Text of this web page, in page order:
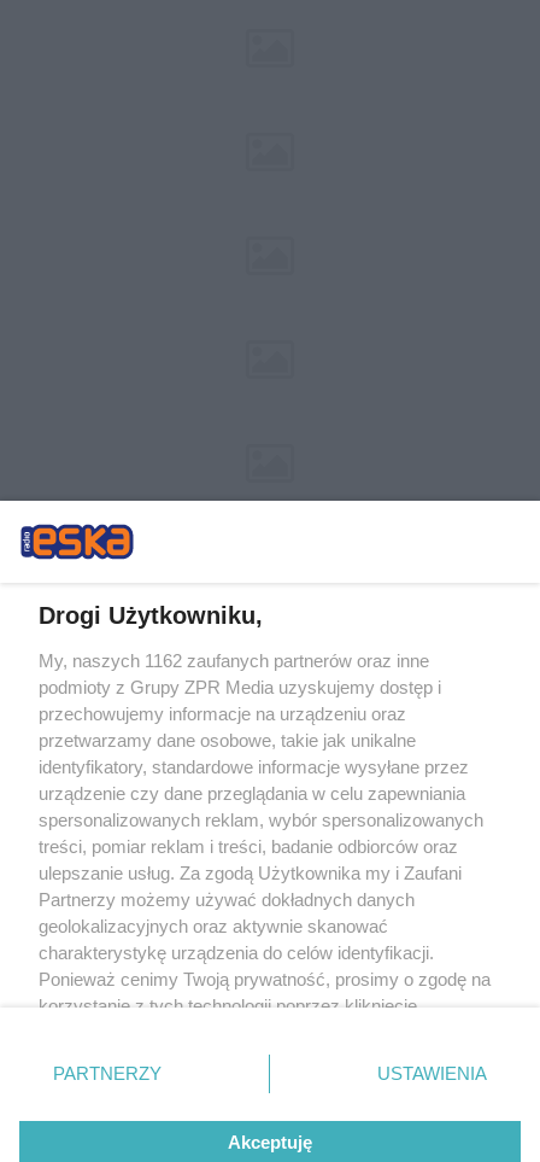
Żaden utwór zamieszczony w serwisie nie może być powielany i
rozpowszechniany lub dalej rozpowszechniany w jakikolwiek sposób (w
tym także elektroniczny lub mechaniczny) na jakimkolwiek polu
eksploatacji w jakiejkolwiek formie, włącznie z umieszczaniem w Internecie
bez pisemnej zgody właściciela praw. Jakiekolwiek użycie lub
wykorzystanie utworów w całości lub w części z naruszeniem prawa, tzn.
bez właściwej zgody, jest zabronione pod groźbą kary i może być ścigane
prawnie.
O nas
Drogi Użytkowniku,
My, naszych 1162 zaufanych partnerów oraz inne
podmioty z Grupy ZPR Media uzyskujemy dostęp i
przechowujemy informacje na urządzeniu oraz
przetwarzamy dane osobowe, takie jak unikalne
identyfikatory, standardowe informacje wysyłane przez
urządzenie czy dane przeglądania w celu zapewniania
spersonalizowanych reklam, wybór spersonalizowanych
treści, pomiar reklam i treści, badanie odbiorców oraz
ulepszanie usług. Za zgodą Użytkownika my i Zaufani
Partnerzy możemy używać dokładnych danych
geolokalizacyjnych oraz aktywnie skanować
charakterystykę urządzenia do celów identyfikacji.
Ponieważ cenimy Twoją prywatność, prosimy o zgodę na
korzystanie z tych technologii poprzez kliknięcie
zmienić/wycofać klikając przycisk ustawień prywatności
znajdujący się w lewym dolnym rogu strony
rodzaje przetwarzania danych nie wymagają zgody
użytkownika, ale masz prawo sprzeciwić się takiemu
PARTNERZY USTAWIENIA
Akceptuję